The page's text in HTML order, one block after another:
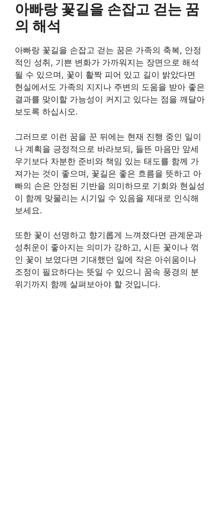
아빠랑 꽃길을 손잡고 걷는 꿈
의 해석
아빠랑 꽃길을 손잡고 걷는 꿈은 가족의 축복, 안정
적인 성취, 기쁜 변화가 가까워지는 장면으로 해석
될 수 있으며, 꽃이 활짝 피어 있고 길이 밝았다면
현실에서도 가족의 지지나 주변의 도움을 받아 좋은
결과를 맞이할 가능성이 커지고 있다는 점을 깨달아
보도록 하십시오.
그러므로 이런 꿈을 꾼 뒤에는 현재 진행 중인 일이
나 계획을 긍정적으로 바라보되, 들뜬 마음만 앞세
우기보다 차분한 준비와 책임 있는 태도를 함께 가
져가는 것이 좋으며, 꽃길은 좋은 흐름을 뜻하고 아
빠의 손은 안정된 기반을 의미하므로 기회와 현실성
이 함께 맞물리는 시기일 수 있음을 제대로 인식해
보세요.
또한 꽃이 선명하고 향기롭게 느껴졌다면 관계운과
성취운이 좋아지는 의미가 강하고, 시든 꽃이나 꺾
인 꽃이 보였다면 기대했던 일에 작은 아쉬움이나
조정이 필요하다는 뜻일 수 있으니 꿈속 풍경의 분
위기까지 함께 살펴보아야 할 것입니다.